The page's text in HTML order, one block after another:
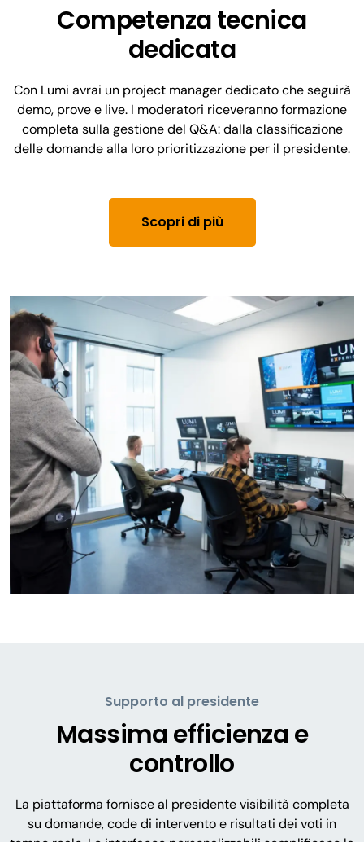
Competenza tecnica
dedicata
Con Lumi avrai un project manager dedicato che seguirà
demo, prove e live. I moderatori riceveranno formazione
completa sulla gestione del Q&A: dalla classificazione
delle domande alla loro prioritizzazione per il presidente.
Scopri di più
Supporto al presidente
Massima efficienza e
controllo
La piattaforma fornisce al presidente visibilità completa
su domande, code di intervento e risultati dei voti in